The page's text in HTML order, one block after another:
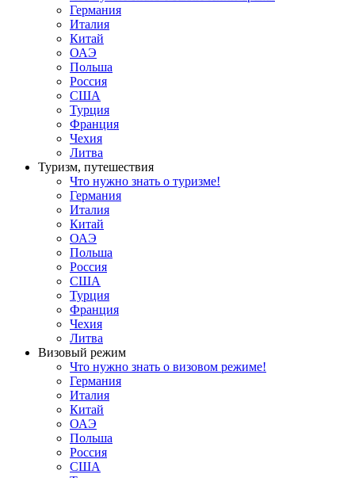
Германия
Италия
Китай
ОАЭ
Польша
Россия
США
Турция
Франция
Чехия
Литва
Туризм, путешествия
Что нужно знать о туризме!
Германия
Италия
Китай
ОАЭ
Польша
Россия
США
Турция
Франция
Чехия
Литва
Визовый режим
Что нужно знать о визовом режиме!
Германия
Италия
Китай
ОАЭ
Польша
Россия
США